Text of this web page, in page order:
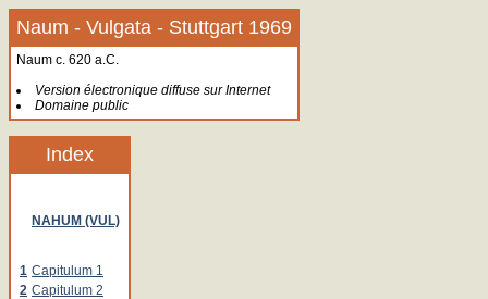
Naum - Vulgata - Stuttgart 1969
Naum c. 620 a.C.
Version électronique diffuse sur Internet
Domaine public
Index
NAHUM (VUL)
1 Capitulum 1
2 Capitulum 2